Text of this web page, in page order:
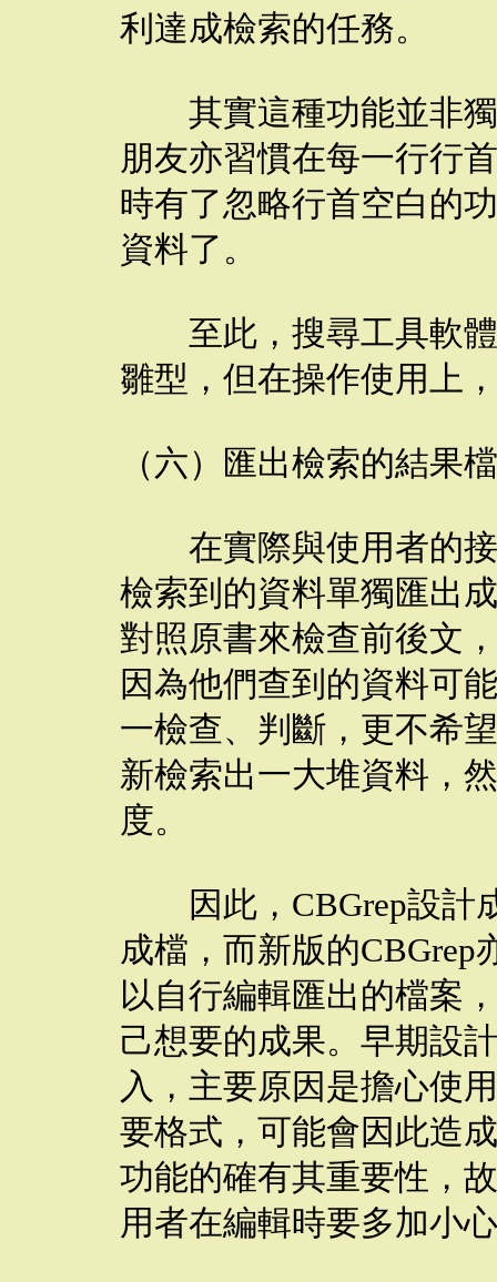
利達成檢索的任務。
其實這種功能並非獨
朋友亦習慣在每一行行
時有了忽略行首空白的
資料了。
至此，搜尋工具軟體
雛型，但在操作使用上
（六）匯出檢索的結果檔
在實際與使用者的接
檢索到的資料單獨匯出
對照原書來檢查前後文
因為他們查到的資料可
一檢查、判斷，更不希
新檢索出一大堆資料，
度。
因此，CBGrep設計
成檔，而新版的
以自行編輯匯出的檔案
己想要的成果。早期設
入，主要原因是擔心使
要格式，可能會因此造
功能的確有其重要性，
用者在編輯時要多加小